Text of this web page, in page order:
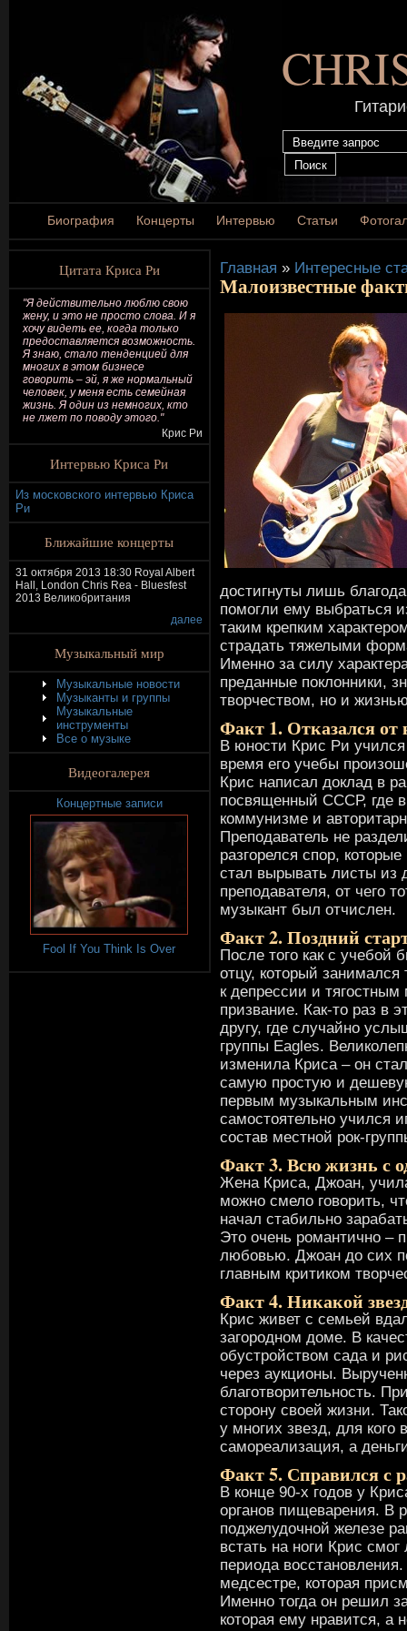
Биография Концерты Интервью Статьи
Цитата Криса Ри
"Я действительно люблю свою
жену, и это не просто слова. И я
хочу видеть ее, когда только
предоставляется возможность.
Я знаю, стало тенденцией для
многих в этом бизнесе
говорить – эй, я же нормальный
человек, у меня есть семейная
жизнь. Я один из немногих, кто
не лжет по поводу этого."
Крис Ри
Интервью Криса Ри
Из московского интервью Криса
Ри
Ближайшие концерты
31 октября 2013 18:30 Royal Albert
Hall, London Chris Rea - Bluesfest
2013 Великобритания
далее
Музыкальный мир
Музыкальные новости
Музыканты и группы
Музыкальные
инструменты
Все о музыке
Видеогалерея
Концертные записи
Fool If You Think Is Over
Главная » Интересные
Малоизвестные
достигнуты лишь
помогли ему выбраться
таким крепким
страдать тяжелыми
Именно за силу
преданные поклонники,
творчеством, но и
Факт 1. Отказался
В юности Крис Ри
время его учебы
Крис написал доклад в
посвященный СССР, где в
коммунизме и
Преподаватель не
разгорелся спор,
стал вырывать листы из
преподавателя, от чего
музыкант был отчислен.
Факт 2. Поздний
После того как с учебой
отцу, который
к депрессии и
призвание. Как-то раз в
другу, где случайно
группы Eagles.
изменила Криса – он
самую простую и
первым музыкальным
самостоятельно учился
состав местной рок-
Факт 3. Всю жизнь с
Жена Криса, Джоан,
можно смело говорить,
начал стабильно
Это очень романтично –
любовью. Джоан до сих
главным критиком
Факт 4. Никакой
Крис живет с семьей
загородном доме. В
обустройством сада и
через аукционы.
благотворительность.
сторону своей жизни.
у многих звезд, для кого
самореализация, а
Факт 5. Справился с
В конце 90-х годов у
органов пищеварения. В
поджелудочной железе
встать на ноги Крис
периода
медсестре, которая
Именно тогда он решил
которая ему нравится, а